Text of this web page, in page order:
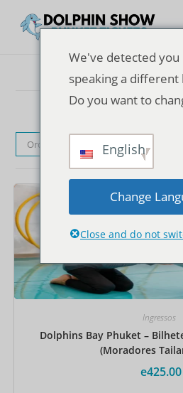
Ordenação padrão
Ingressos
Dolphins Bay Phuket –
(Moradores
e425.00
We've detected you
speaking a different
Do you want to
English
Change
Close and do not